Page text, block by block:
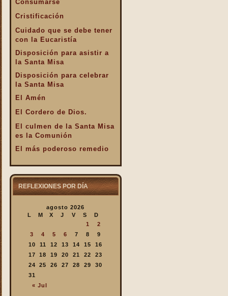
Consumarse
Cristificación
Cuidado que se debe tener
con la Eucaristía
Disposición para asistir a
la Santa Misa
Disposición para celebrar
la Santa Misa
El Amén
El Cordero de Dios.
El culmen de la Santa Misa
es la Comunión
El más poderoso remedio
El Pan de la Palabra y el
El Pan nuestro de cada día.
El valor infinto de la Santa
En la Santa Misa Dios nos
da todo
En la Santa Misa la Iglesia
se ofrece a sí misma
En la Santa Misa recibimos
REFLEXIONES POR DÍA
agosto 2026
L
M X J V S D
« Jul
1
2
3
4 5 6 7 8
9
10
11 12 13 14 15
16
17
18 19 20 21 22
23
24
25 26 27 28 29
30
31